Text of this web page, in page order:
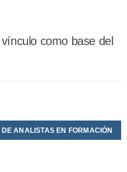
como base del
ANALISTAS EN FORMACIÓN